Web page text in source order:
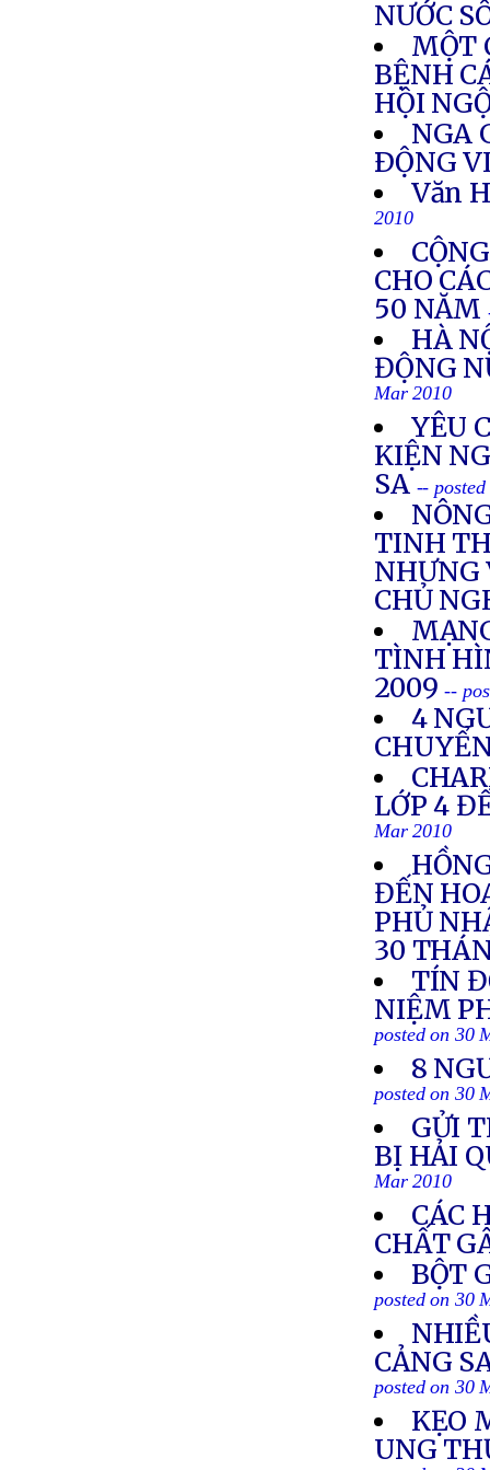
NƯỚC
MỘT
BỆNH
HỘI
NGA
ÐỘNG
Văn
2010
CHO
50 NĂM
HÀ
ĐỘNG
Mar 2010
YÊU
KIỆN
SA --
TINH
NHƯNG
CHỦ
TÌNH
2009 --
4
LỚP 4
Mar 2010
ĐẾN
PHỦ
30
TÍN
NIỆM
posted on 30
8
posted on 30
GỬI
BỊ HẢI
Mar 2010
CÁC
CHẤT
BỘT
posted on 30
CẢNG
posted on 30
KẸO
UNG